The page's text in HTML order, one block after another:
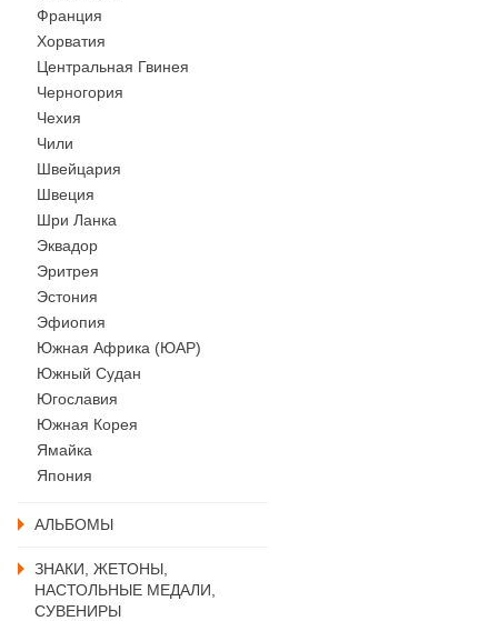
Франция
Хорватия
Центральная Гвинея
Черногория
Чехия
Чили
Швейцария
Швеция
Шри Ланка
Эквадор
Эритрея
Эстония
Эфиопия
Южная Африка (ЮАР)
Южный Судан
Югославия
Южная Корея
Ямайка
Япония
АЛЬБОМЫ
ЗНАКИ, ЖЕТОНЫ,
НАСТОЛЬНЫЕ МЕДАЛИ,
СУВЕНИРЫ